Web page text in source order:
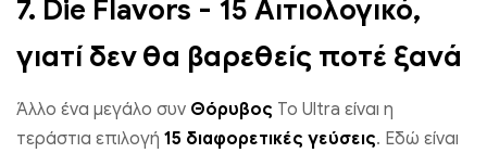
7. Die Flavors - 15 Αιτιολογικό,
γιατί δεν θα βαρεθείς ποτέ ξανά
Άλλο ένα μεγάλο συν Θόρυβος Το Ultra είναι η
τεράστια επιλογή 15 διαφορετικές γεύσεις. Εδώ είναι